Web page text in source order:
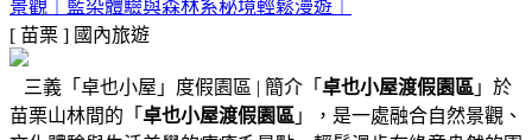
景觀｜藍染體驗與森林系秘境輕鬆漫遊｜
[ 苗栗 ] 國內旅遊
三義「卓也小屋」度假園區 | 簡介「 卓也小屋渡假園區 」於
苗栗山林間的「 卓也小屋渡假園區 」，是一處融合自然景觀、